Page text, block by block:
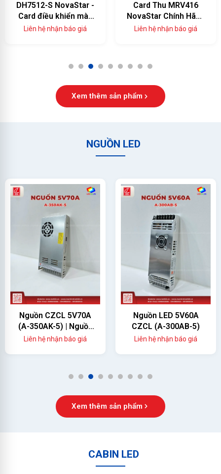
Card Thu MRV416
NovaStar Chính Hãng
— 16 Cổng HUB75E,
Liên hệ nhận báo giá
Card Thu NV7512
NovaStar Chính Hãng
— Thông Số Kỹ Thuật
Liên hệ nhận báo giá
1 2 3 4 5 6 7 8 9
Xem thêm sản phẩm
NGUỒN LED
Nguồn LED 5V60A
CZCL (A-300AB-5)
Liên hệ nhận báo giá
Nguồn LED 5V40A
CZCL ( A-200AF-5)
Liên hệ nhận báo giá
1 2 3 4 5 6 7 8 9
Xem thêm sản phẩm
CABIN LED